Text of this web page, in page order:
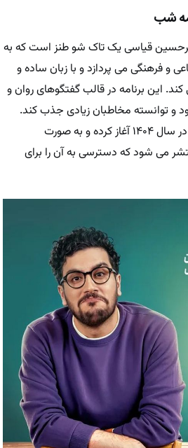
شب
قیاسی یک تاک ‌شو طنز است که به
و فرهنگی می‌ پردازد و با زبان ساده و
این برنامه در قالب گفتگوهای روان و
توانسته مخاطبان زیادی جذب کند.
نیمه شب فصل پنجم خود را در سال ۱۴۰۴ آغاز کرده و به صورت
می ‌شود که دسترسی به آن را برای